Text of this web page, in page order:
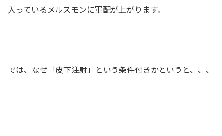
入っているメルスモンに軍配が上がります。
では、なぜ「皮下注射」という条件付きかというと、、、